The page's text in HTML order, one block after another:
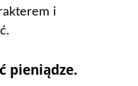
i
pieniądze.